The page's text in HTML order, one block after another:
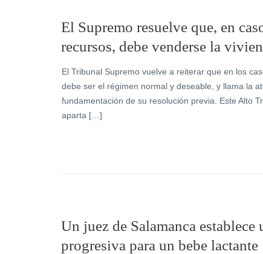
El Supremo resuelve que, en
recursos, debe venderse la
El Tribunal Supremo vuelve a reiterar que en los
debe ser el régimen normal y deseable, y llama la
fundamentación de su resolución previa. Este Alto
aparta […]
Un juez de Salamanca
progresiva para un bebe lactante